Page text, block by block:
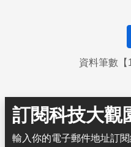
資料筆數【
訂閱科技大觀
輸入你的電子郵件地址訂